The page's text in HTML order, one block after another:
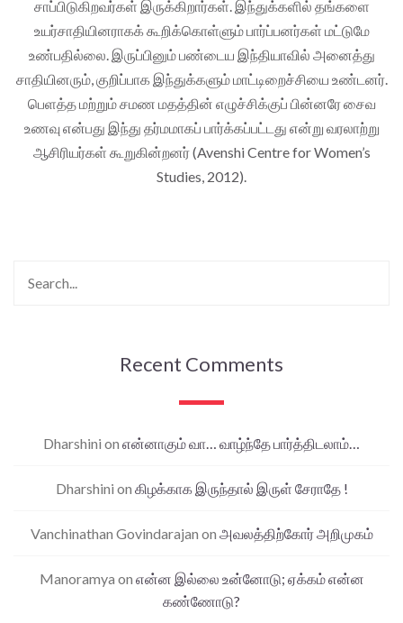
சாப்பிடுகிறவர்கள் இருக்கிறார்கள். இந்துக்களில் தங்களை
உயர்சாதியினராகக் கூறிக்கொள்ளும் பார்ப்பனர்கள் மட்டுமே
உண்பதில்லை. இருப்பினும் பண்டைய இந்தியாவில் அனைத்து
சாதியினரும், குறிப்பாக இந்துக்களும் மாட்டிறைச்சியை உண்டனர்.
பெளத்த மற்றும் சமண மதத்தின் எழுச்சிக்குப் பின்னரே சைவ
உணவு என்பது இந்து தர்மமாகப் பார்க்கப்பட்டது என்று வரலாற்று
ஆசிரியர்கள் கூறுகின்றனர் (Avenshi Centre for Women’s
Studies, 2012).
Recent Comments
Dharshini on என்னாகும் வா… வாழ்ந்தே பார்த்திடலாம்…
Dharshini on கிழக்காக இருந்தால் இருள் சேராதே !
Vanchinathan Govindarajan on அவலத்திற்கோர் அறிமுகம்
Manoramya on என்ன இல்லை உன்னோடு; ஏக்கம் என்ன
கண்ணோடு?